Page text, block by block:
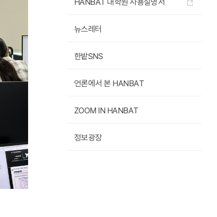
HANBAT 대학원 사용설명서
뉴스레터
한밭SNS
언론에서 본 HANBAT
ZOOM IN HANBAT
정보광장